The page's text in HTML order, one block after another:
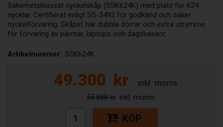
Säkerhetsklassat nyckelskåp (SSK624K) med plats för 624
nycklar. Certifierat enligt SS-3492 för godkänd och säker
nyckelförvaring. Skåpet har dubbla dörrar och extra utrymme
för förvaring av pärmar, laptops och dagskassor.
Artikelnummer: SSK624K
49.300 kr
55.688 kr
KÖP